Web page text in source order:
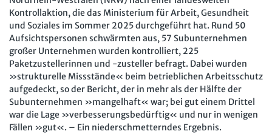
Kontrollaktion, die das Ministerium für Arbeit, Gesundheit
und Soziales im Sommer 2025 durchgeführt hat. Rund 50
Aufsichtspersonen schwärmten aus, 57 Subunternehmen
großer Unternehmen wurden kontrolliert, 225
Paketzustellerinnen und -zusteller befragt. Dabei wurden
»strukturelle Missstände« beim betrieblichen Arbeitsschutz
aufgedeckt, so der Bericht, der in mehr als der Hälfte der
Subunternehmen »mangelhaft« war; bei gut einem Drittel
war die Lage »verbesserungsbedürftig« und nur in wenigen
Fällen »gut«. – Ein niederschmetterndes Ergebnis.